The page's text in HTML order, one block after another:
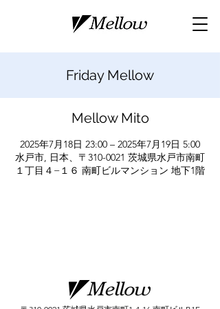
Friday Mellow
Mellow Mito
2025年7月18日 23:00 – 2025年7月19日 5:00
水戸市, 日本、〒310-0021 茨城県水戸市南町
１丁目４−１６ 南町ビルマンション 地下1階